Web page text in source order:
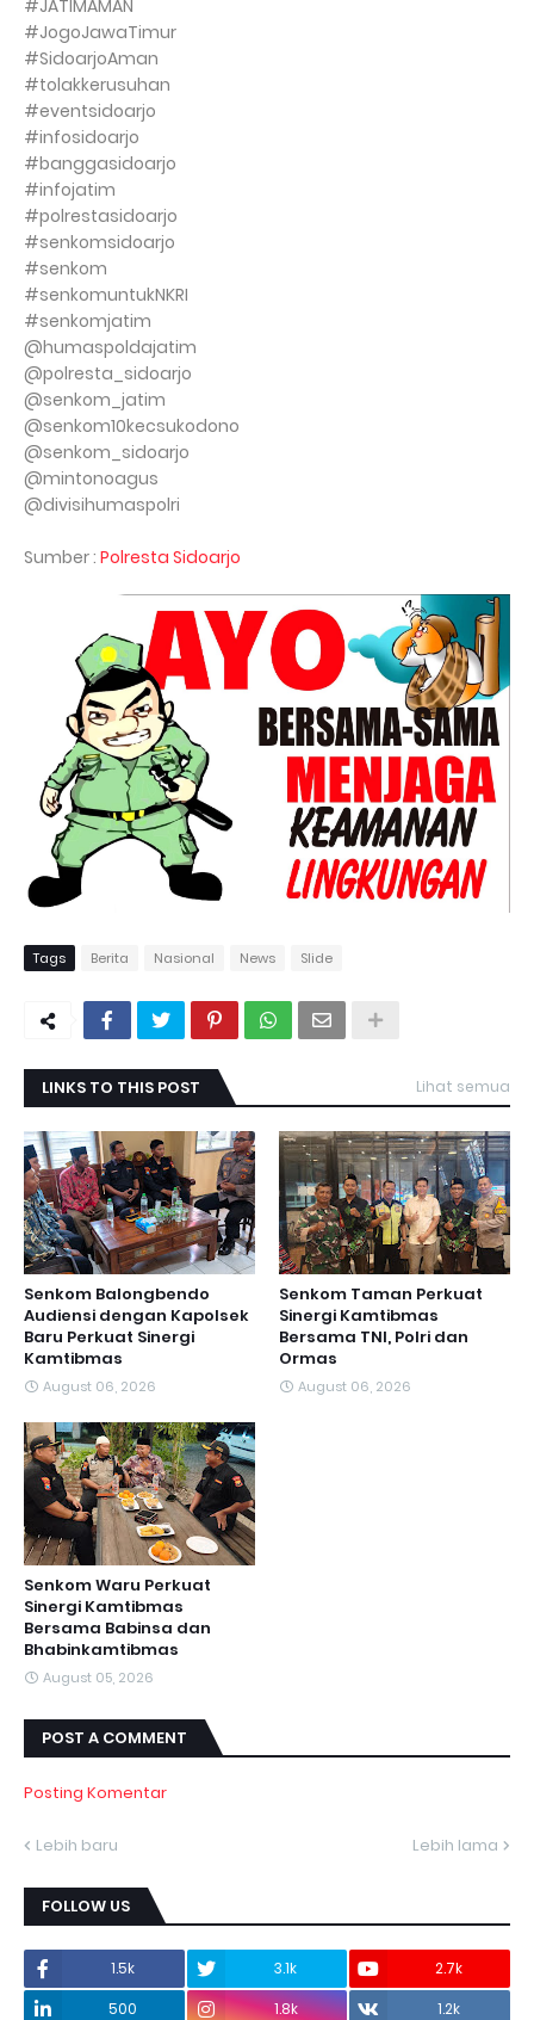
#JATIMAMAN
#JogoJawaTimur
#SidoarjoAman
#tolakkerusuhan
#eventsidoarjo
#infosidoarjo
#banggasidoarjo
#infojatim
#polrestasidoarjo
#senkomsidoarjo
#senkom
#senkomuntukNKRI
#senkomjatim
@humaspoldajatim
@polresta_sidoarjo
@senkom_jatim
@senkom10kecsukodono
@senkom_sidoarjo
@mintonoagus
@divisihumaspolri
Sumber : Polresta Sidoarjo
Tags Berita Nasional News Slide
LINKS TO THIS POST Lihat semua
Senkom Balongbendo
Audiensi dengan Kapolsek
Baru Perkuat Sinergi
Kamtibmas
August 06, 2026
Senkom Taman Perkuat
Sinergi Kamtibmas
Bersama TNI, Polri dan
Ormas
August 06, 2026
Senkom Waru Perkuat
Sinergi Kamtibmas
Bersama Babinsa dan
Bhabinkamtibmas
August 05, 2026
POST A COMMENT
Posting Komentar
Lebih baru Lebih lama
FOLLOW US
1.5k 3.1k
2.7k
500
1.8k 1.2k